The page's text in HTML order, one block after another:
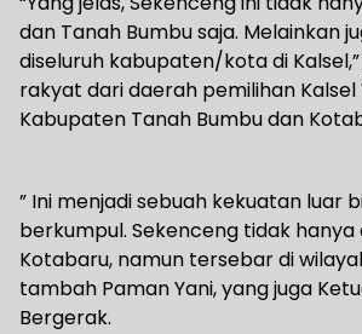
dan Tanah Bumbu saja. Melainkan
diseluruh kabupaten/kota di
rakyat dari daerah pemilihan Kalsel
Kabupaten Tanah Bumbu dan
” Ini menjadi sebuah kekuatan luar
berkumpul. Sekenceng tidak hanya
Kotabaru, namun tersebar di
tambah Paman Yani, yang juga
Bergerak.